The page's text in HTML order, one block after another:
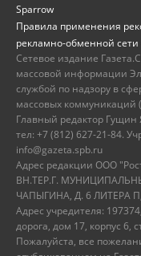
Sparrow
Правила применения
рекламно-обменной
Сетевое издание
массовой информации
службой по надзору в
массовых коммуникаций
Главный редактор Гущин
тел: +7 (812) 627-21-84.
info@gazeta.spb.ru
Адрес редакции ООО
ВН.ТЕР.Г.
ЧАПЫГИНА, Д. 6 ЛИТЕРА
Адрес учредителя:
дорога, дом 17, корпус
Пожалуйста, все